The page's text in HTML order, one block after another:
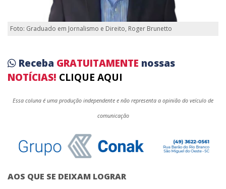
Foto: Graduado em Jornalismo e Direito, Roger Brunetto
Receba GRATUITAMENTE nossas
NOTÍCIAS! CLIQUE AQUI
Essa coluna é uma produção independente e não representa a opinião do veículo de
comunicação
AOS QUE SE DEIXAM LOGRAR